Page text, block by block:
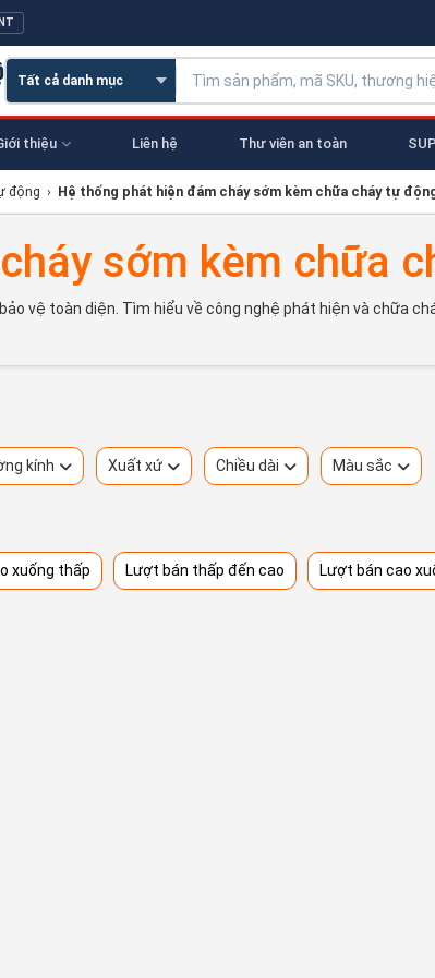
thiệu Liên hệ Thư viên an toàn
động › Hệ thống phát hiện đám cháy sớm kèm chữa cháy tự
sớm kèm chữa
vệ toàn diện. Tìm hiểu về công nghệ phát hiện và chữa
kính Xuất xứ Chiều dài Màu sắc
xuống thấp Lượt bán thấp đến cao Lượt bán cao